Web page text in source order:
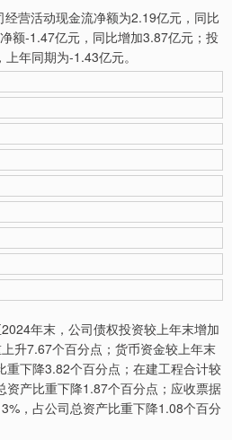
营活动现金流净额为2.19亿元，同比
额-1.47亿元，同比增加3.87亿元；投
年同期为-1.43亿元。
年末，公司债权投资较上年末增加
升7.67个百分点；货币资金较上年末
重下降3.82个百分点；在建工程合计较
资产比重下降1.87个百分点；应收票据
，占公司总资产比重下降1.08个百分